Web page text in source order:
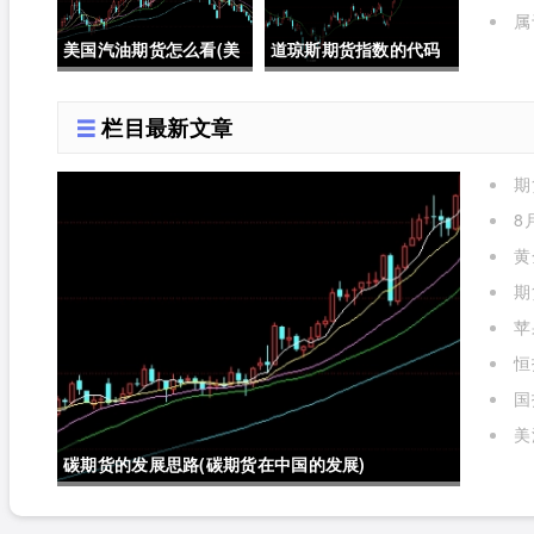
美国汽油期货怎么看(美
道琼斯期货指数的代码
栏目最新文章
碳期货的发展思路(碳期货在中国的发展)
8
标
实